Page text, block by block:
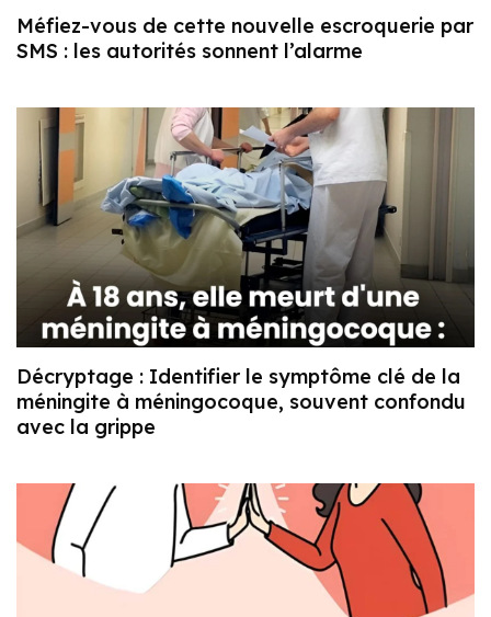
Méfiez-vous de cette nouvelle escroquerie par
SMS : les autorités sonnent l’alarme
Décryptage : Identifier le symptôme clé de la
méningite à méningocoque, souvent confondu
avec la grippe